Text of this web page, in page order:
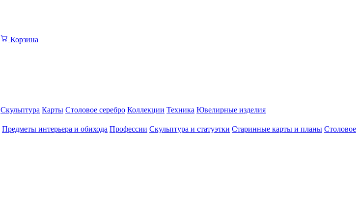
Корзина
Скульптура Карты Столовое серебро Коллекции Техника Ювелирные изделия
Предметы интерьера и обихода Профессии Скульптура и статуэтки Старинные карты и планы Столовое